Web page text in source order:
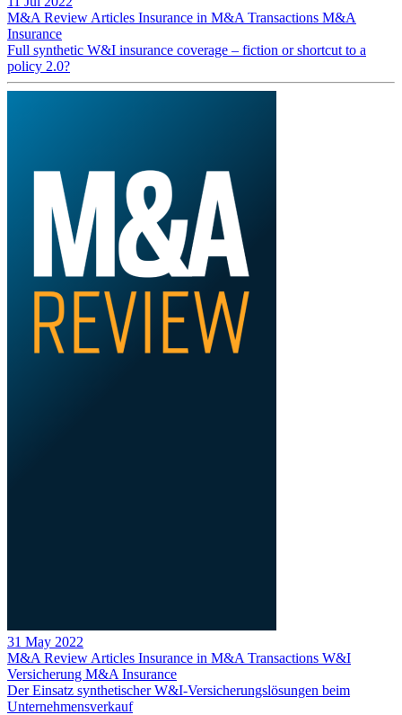
M&A Review Articles Insurance in M&A Transactions M&A
Insurance
Full synthetic W&I insurance coverage – fiction or shortcut to a
policy 2.0?
31 May 2022
M&A Review Articles Insurance in M&A Transactions W&I
Versicherung M&A Insurance
Der Einsatz synthetischer W&I-Versicherungslösungen beim
Unternehmensverkauf